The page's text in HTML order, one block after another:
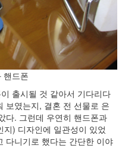
핸드폰
출시될 것 같아서 기다리다
보였는지, 결혼 전 선물로 은
다. 그런데 우연히 핸드폰과
) 디자인에 일관성이 있었
다니기로 했다는 간단한 이야